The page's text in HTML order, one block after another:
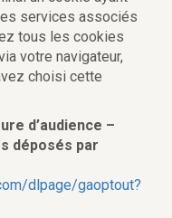
services associés
tous les cookies
votre navigateur,
choisi cette
d’audience –
déposés par
dlpage/gaoptout?